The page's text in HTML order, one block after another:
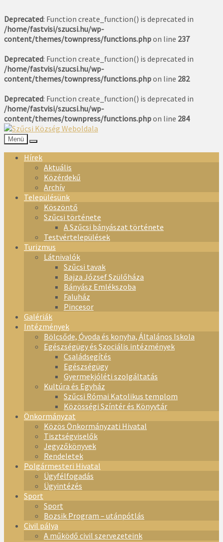
Deprecated: Function create_function() is deprecated in
/home/fastvisi/szucsi.hu/wp-
content/themes/townpress/functions.phpon line 237
Deprecated: Function create_function() is deprecated in
/home/fastvisi/szucsi.hu/wp-
content/themes/townpress/functions.phpon line 282
Deprecated: Function create_function() is deprecated in
/home/fastvisi/szucsi.hu/wp-
content/themes/townpress/functions.phpon line 284
Menü
Hírek
Aktuális
Közérdekű
Archív
Településünk
Köszöntő
Szűcsi története
A Szűcsi bányászat története
Testvértelepülések
Turizmus
Látnivalók
Szűcsi tavak
Bajza József Szülőháza
Bányász Emlékszoba
Faluház
Pincesor
Galériák
Intézmények
Bölcsőde, Óvoda és konyha, Általános Iskola
Egészségügy és Szociális intézmények
Családsegítés
Egészségügy
Gyermekjóléti szolgáltatás
Kultúra és Egyház
Szűcsi Római Katolikus templom
Közösségi Színtér és Könyvtár
Önkormányzat
Közös Önkormányzati Hivatal
Tisztségviselők
Jegyzőkönyvek
Rendeletek
Polgármesteri Hivatal
Ügyfélfogadás
Ügyintézés
Sport
Sport
Bozsik Program – utánpótlás
Civil pálya
A működő civil szervezeteink